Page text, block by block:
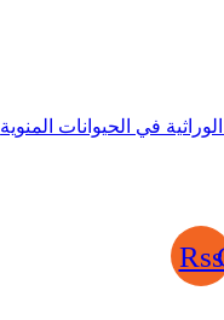
في الحيوانات المنوية
Rss